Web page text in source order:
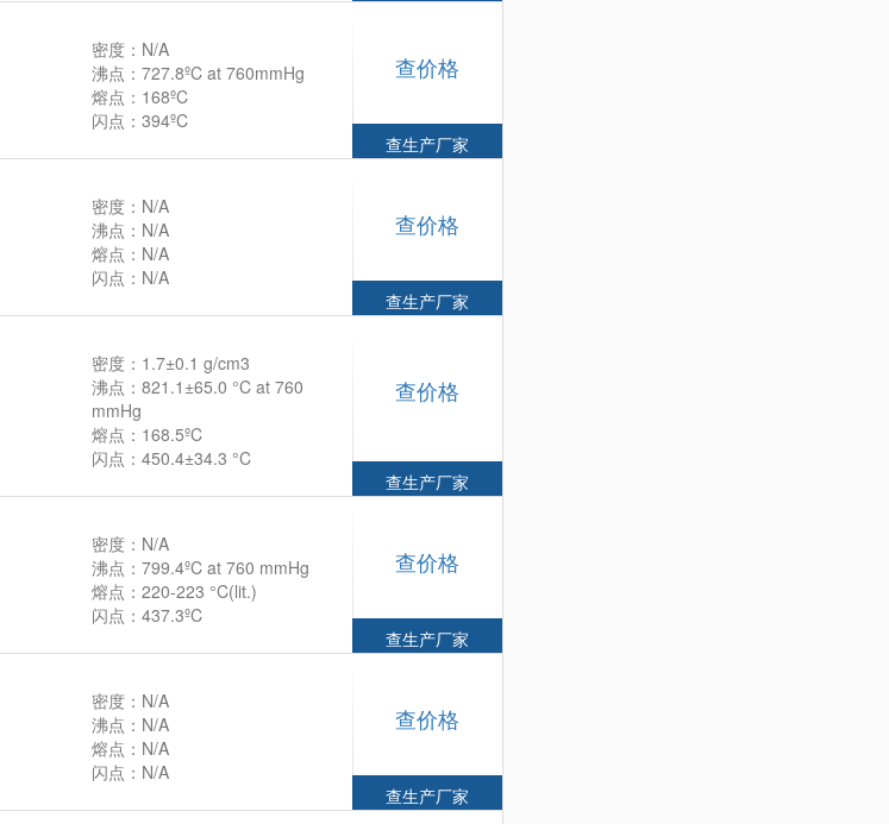
密度：N/A
沸点：727.8ºC at 760mmHg
熔点：168ºC
闪点：394ºC
查价格
查生产厂家
密度：N/A
沸点：N/A
熔点：N/A
闪点：N/A
查价格
查生产厂家
密度：1.7±0.1 g/cm3
沸点：821.1±65.0 °C at 760
mmHg
熔点：168.5ºC
闪点：450.4±34.3 °C
查价格
查生产厂家
密度：N/A
沸点：799.4ºC at 760 mmHg
熔点：220-223 °C(lit.)
闪点：437.3ºC
查价格
查生产厂家
密度：N/A
沸点：N/A
熔点：N/A
闪点：N/A
查价格
查生产厂家